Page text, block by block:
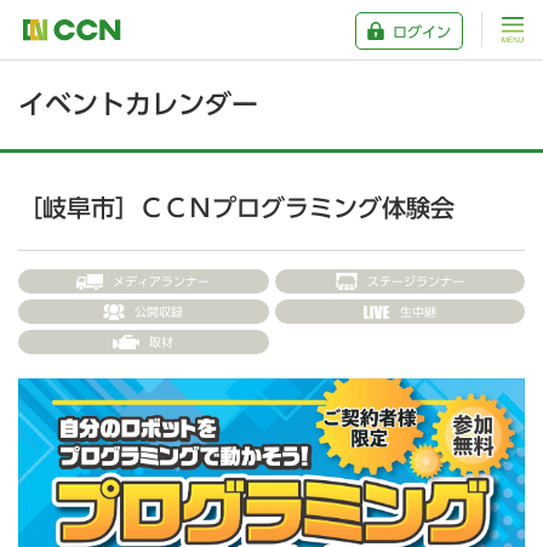
ログイン
イベントカレンダー
［岐阜市］ＣＣＮプログラミング体験会
メディアランナー ステージランナー
公開収録 生中継
取材